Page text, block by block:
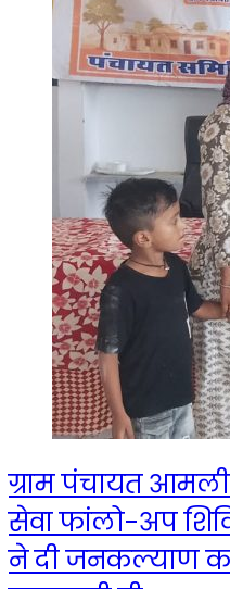
ग्राम पंचायत
सेवा फांलो-अप
ने दी जनकल्याण